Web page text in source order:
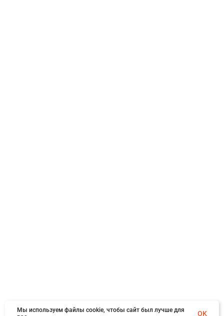
Мы используем файлы cookie, чтобы сайт был лучше для
OK